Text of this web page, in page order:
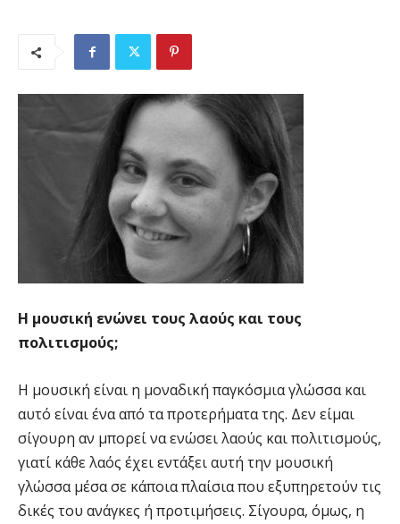
Η μουσική ενώνει τους λαούς και τους
πολιτισμούς;
Η μουσική είναι η μοναδική παγκόσμια γλώσσα και
αυτό είναι ένα από τα προτερήματα της. Δεν είμαι
σίγουρη αν μπορεί να ενώσει λαούς και πολιτισμούς,
γιατί κάθε λαός έχει εντάξει αυτή την μουσική
γλώσσα μέσα σε κάποια πλαίσια που εξυπηρετούν τις
δικές του ανάγκες ή προτιμήσεις. Σίγουρα, όμως, η